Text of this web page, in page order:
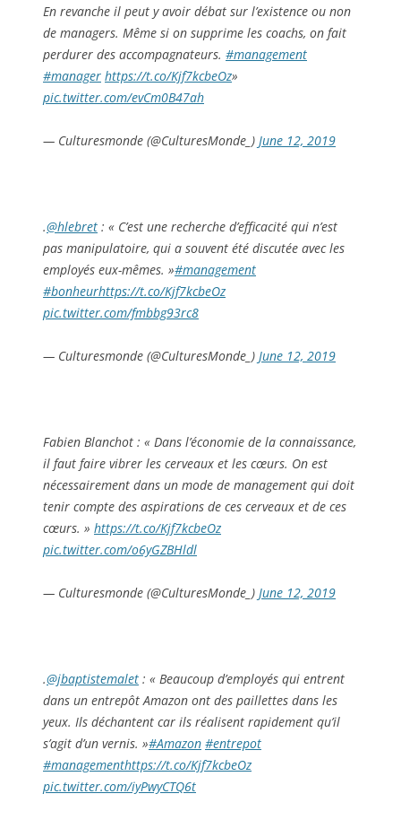
En revanche il peut y avoir débat sur l’existence ou non
de managers. Même si on supprime les coachs, on fait
perdurer des accompagnateurs. #management
#manager https://t.co/Kjf7kcbeOz»
pic.twitter.com/evCm0B47ah
— Culturesmonde (@CulturesMonde_) June 12, 2019
.@hlebret : « C’est une recherche d’efficacité qui n’est
pas manipulatoire, qui a souvent été discutée avec les
employés eux-mêmes. »#management
#bonheurhttps://t.co/Kjf7kcbeOz
pic.twitter.com/fmbbg93rc8
— Culturesmonde (@CulturesMonde_) June 12, 2019
Fabien Blanchot : « Dans l’économie de la connaissance,
il faut faire vibrer les cerveaux et les cœurs. On est
nécessairement dans un mode de management qui doit
tenir compte des aspirations de ces cerveaux et de ces
cœurs. » https://t.co/Kjf7kcbeOz
pic.twitter.com/o6yGZBHldl
— Culturesmonde (@CulturesMonde_) June 12, 2019
.@jbaptistemalet : « Beaucoup d’employés qui entrent
dans un entrepôt Amazon ont des paillettes dans les
yeux. Ils déchantent car ils réalisent rapidement qu’il
s’agit d’un vernis. »#Amazon #entrepot
#managementhttps://t.co/Kjf7kcbeOz
pic.twitter.com/iyPwyCTQ6t